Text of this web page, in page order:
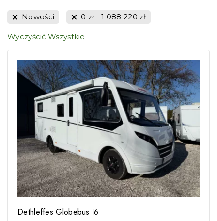
Nowości 0 zł -1 088 220 zł
Wyczyścić Wszystkie
Dethleffes Globebus I6